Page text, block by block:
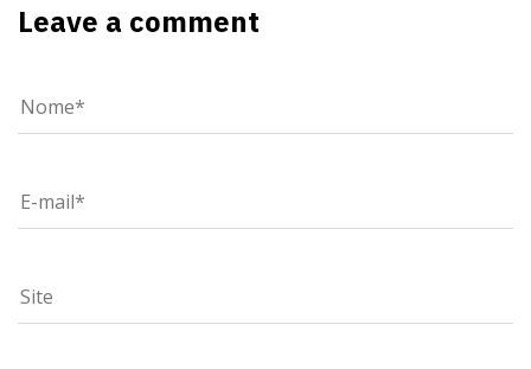
Leave a comment